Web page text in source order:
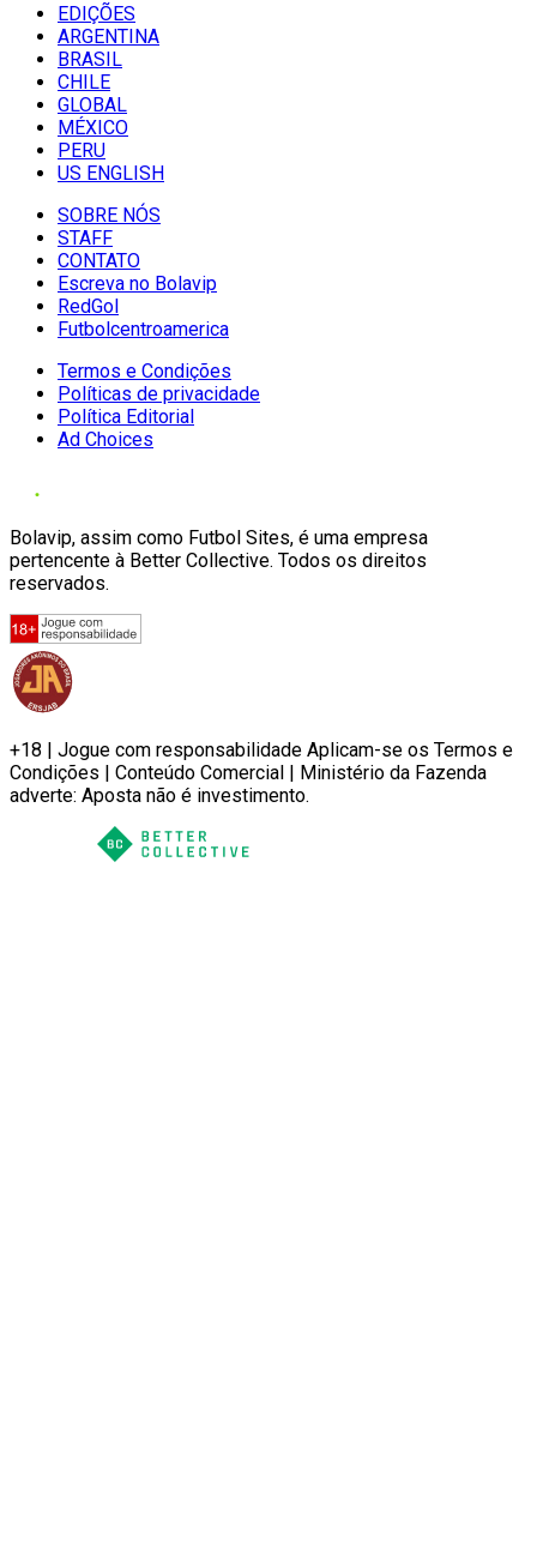
EDIÇÕES
ARGENTINA
BRASIL
CHILE
GLOBAL
MÉXICO
PERU
US ENGLISH
SOBRE NÓS
STAFF
CONTATO
Escreva no Bolavip
RedGol
Futbolcentroamerica
Termos e Condições
Políticas de privacidade
Política Editorial
Ad Choices
Bolavip, assim como Futbol Sites, é uma empresa
pertencente à Better Collective. Todos os direitos
reservados.
+18 | Jogue com responsabilidade Aplicam-se os Termos e
Condições | Conteúdo Comercial | Ministério da Fazenda
adverte: Aposta não é investimento.